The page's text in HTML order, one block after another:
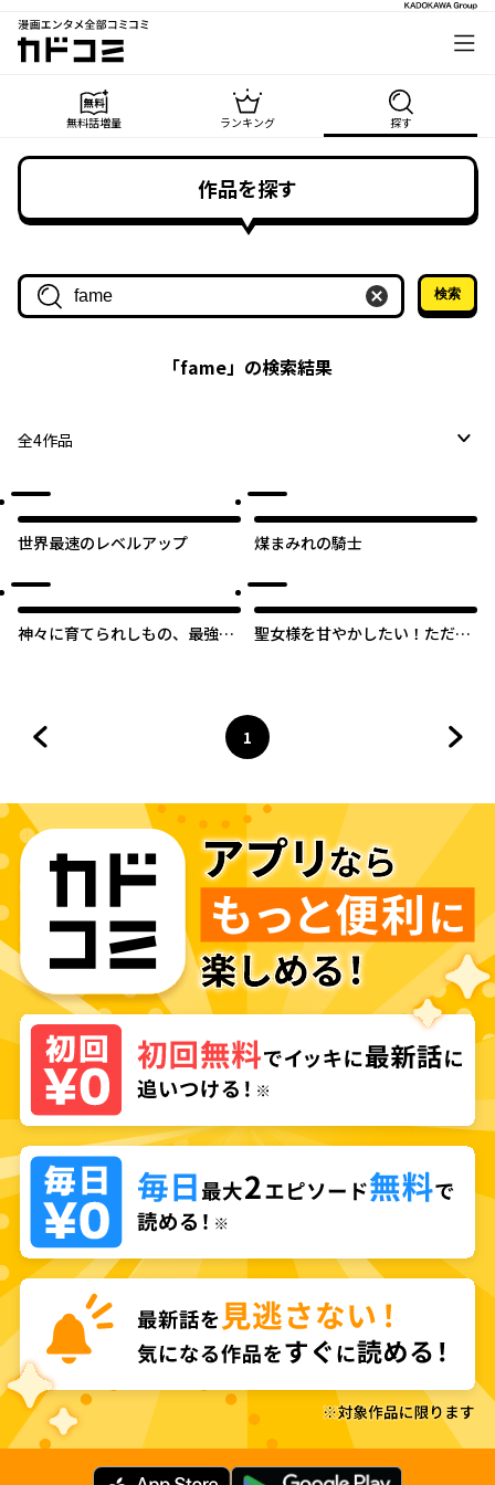
漫画エンタメ全部コミコミ
カドコミ
無料話増量 ランキング 探す
作品を探す
作品名・作家名で探す
検索
「fame」の検索結果
全4作品
世界最速のレベルアップ 煤まみれの騎士
神々に育てられしもの、最強と
聖女様を甘やかしたい！ただし
ページ
1
へ